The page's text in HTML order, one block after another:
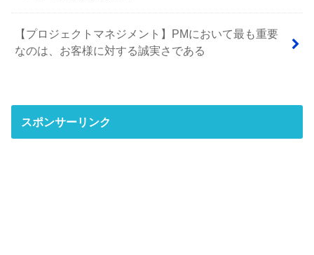
【プロジェクトマネジメント】PMにおいて最も重要
なのは、お客様に対する誠実さである
スポンサーリンク